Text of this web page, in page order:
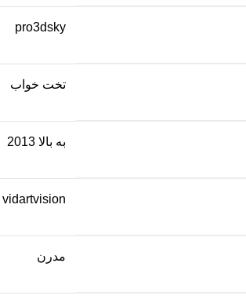
pro3dsky
تخت خواب
به بالا 2013
vidartvision
مدرن